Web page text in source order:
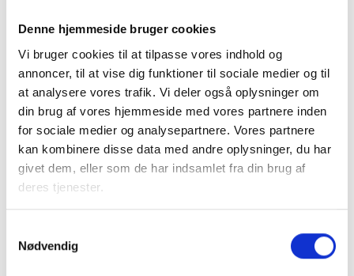
Denne hjemmeside bruger cookies
Vi bruger cookies til at tilpasse vores indhold og
annoncer, til at vise dig funktioner til sociale medier og til
at analysere vores trafik. Vi deler også oplysninger om
din brug af vores hjemmeside med vores partnere inden
for sociale medier og analysepartnere. Vores partnere
kan kombinere disse data med andre oplysninger, du har
givet dem, eller som de har indsamlet fra din brug af
deres tjenester.
Nødvendig
Kontakt
Bent Madsen
Adm. direktør
Tlf: 28 88 18 77